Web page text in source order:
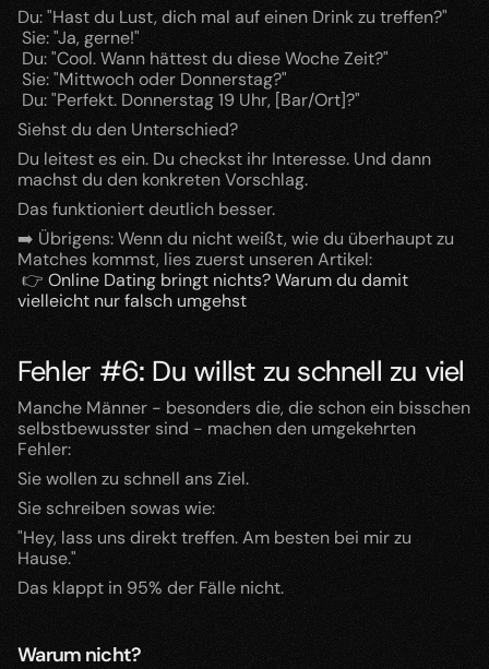
Du: "Hast du Lust, dich mal auf einen Drink zu treffen?"
Sie: "Ja, gerne!"
Du: "Cool. Wann hättest du diese Woche Zeit?"
Sie: "Mittwoch oder Donnerstag?"
Du: "Perfekt. Donnerstag 19 Uhr, [Bar/Ort]?"
Siehst du den Unterschied?
Du leitest es ein. Du checkst ihr Interesse. Und dann
machst du den konkreten Vorschlag.
Das funktioniert deutlich besser.
➡️ Übrigens: Wenn du nicht weißt, wie du überhaupt zu
Matches kommst, lies zuerst unseren Artikel:
👉 Online Dating bringt nichts? Warum du damit
vielleicht nur falsch umgehst
Fehler #6: Du willst zu schnell zu viel
Manche Männer - besonders die, die schon ein bisschen
selbstbewusster sind - machen den umgekehrten
Fehler:
Sie wollen zu schnell ans Ziel.
Sie schreiben sowas wie:
"Hey, lass uns direkt treffen. Am besten bei mir zu
Hause."
Das klappt in 95% der Fälle nicht.
Warum nicht?